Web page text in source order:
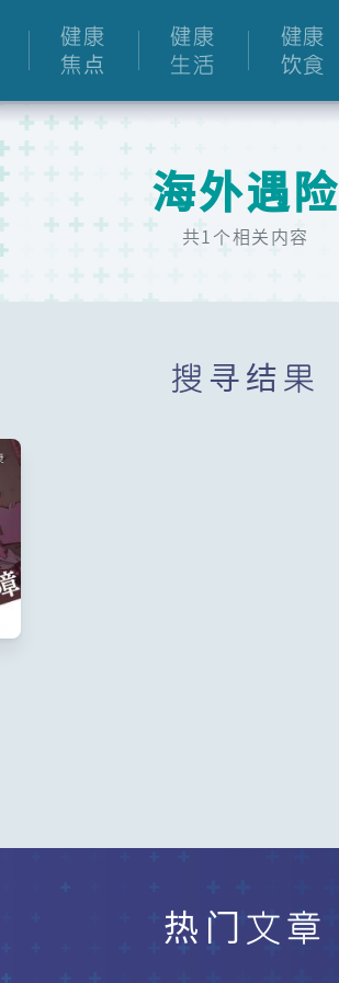
健康
焦点
健康
生活
健康
饮食
海外遇险
共1个相关内容
搜寻结果
热门文章